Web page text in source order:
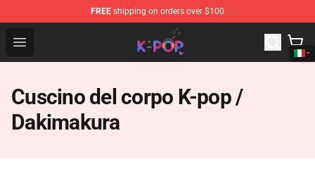
FREE shipping on orders over $100
Open menu
K-pop Store - Official K-pop Merchandise Shop
Cuscino del corpo K-pop /
Dakimakura